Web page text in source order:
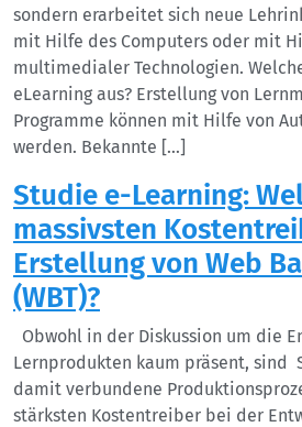
sondern erarbeitet sich neue
mit Hilfe des Computers oder mit
multimedialer Technologien.
eLearning aus? Erstellung von
Programme können mit Hilfe von
werden. Bekannte […]
Studie e-Learning:
massivsten
Erstellung von Web
(WBT)?
Obwohl in der Diskussion um die
Lernprodukten kaum präsent, sind
damit verbundene
stärksten Kostentreiber bei der